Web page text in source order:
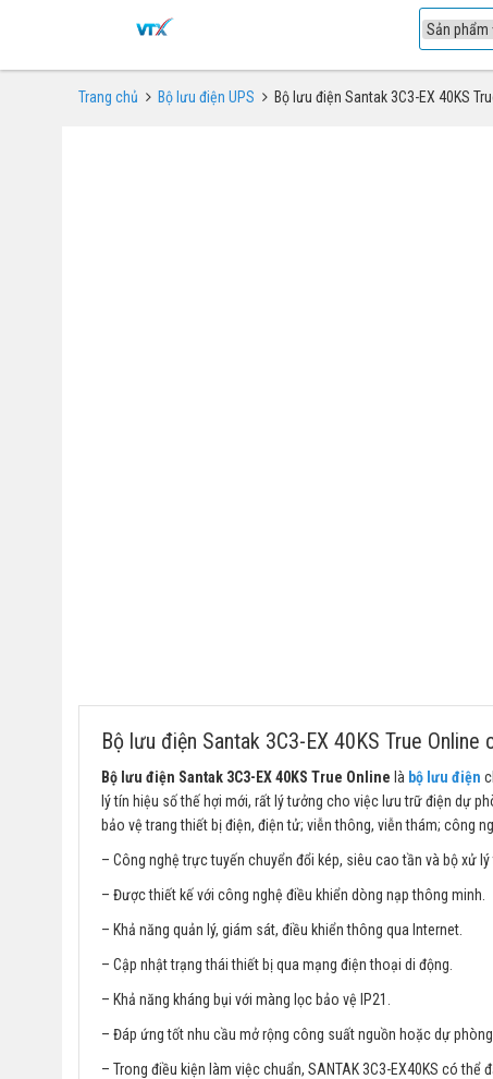
Trang chủ Bộ lưu điện UPS Bộ lưu điện Santak 3C3-EX 40KS
Bộ lưu điện Santak 3C3-EX 40KS True Online
Bộ lưu điện Santak 3C3-EX 40KS True Online là bộ lưu điện
lý tín hiệu số thế hợi mới, rất lý tưởng cho việc lưu trữ điện dự
bảo vệ trang thiết bị điện, điện tử; viễn thông, viễn thám; công
– Công nghệ trực tuyến chuyển đổi kép, siêu cao tần và bộ xử lý
– Được thiết kế với công nghệ điều khiển dòng nạp thông minh.
– Khả năng quản lý, giám sát, điều khiển thông qua Internet.
– Cập nhật trạng thái thiết bị qua mạng điện thoại di động.
– Khả năng kháng bụi với màng lọc bảo vệ IP21.
– Đáp ứng tốt nhu cầu mở rộng công suất nguồn hoặc dự
– Trong điều kiện làm việc chuẩn, SANTAK 3C3-EX40KS có thể